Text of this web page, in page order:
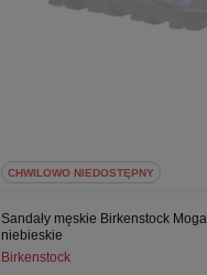
CHWILOWO NIEDOSTĘPNY
Sandały męskie Birkenstock
niebieskie
Birkenstock